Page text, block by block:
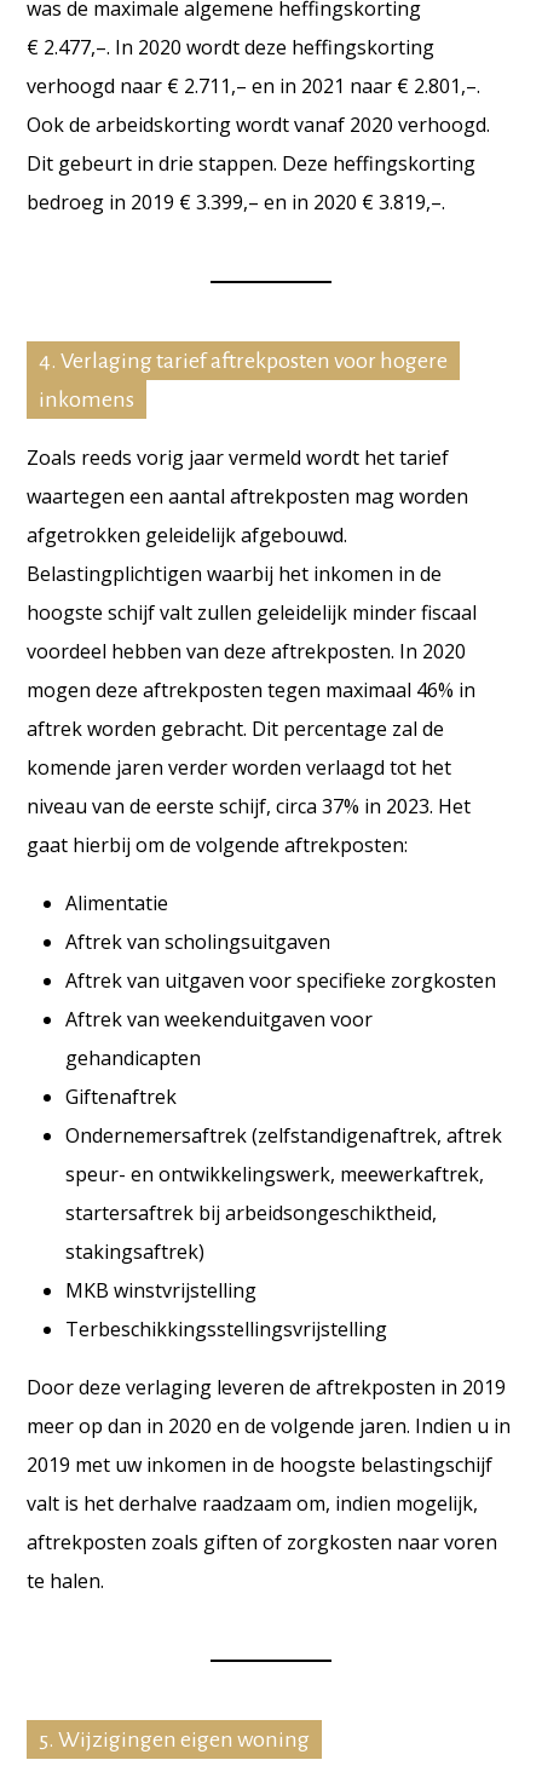
was de maximale algemene heffingskorting
€ 2.477,–. In 2020 wordt deze heffingskorting
verhoogd naar € 2.711,– en in 2021 naar € 2.801,–.
Ook de arbeidskorting wordt vanaf 2020 verhoogd.
Dit gebeurt in drie stappen. Deze heffingskorting
bedroeg in 2019 € 3.399,– en in 2020 € 3.819,–.
4. Verlaging tarief aftrekposten voor hogere
inkomens
Zoals reeds vorig jaar vermeld wordt het tarief
waartegen een aantal aftrekposten mag worden
afgetrokken geleidelijk afgebouwd.
Belastingplichtigen waarbij het inkomen in de
hoogste schijf valt zullen geleidelijk minder fiscaal
voordeel hebben van deze aftrekposten. In 2020
mogen deze aftrekposten tegen maximaal 46% in
aftrek worden gebracht. Dit percentage zal de
komende jaren verder worden verlaagd tot het
niveau van de eerste schijf, circa 37% in 2023. Het
gaat hierbij om de volgende aftrekposten:
Alimentatie
Aftrek van scholingsuitgaven
Aftrek van uitgaven voor specifieke zorgkosten
Aftrek van weekenduitgaven voor
gehandicapten
Giftenaftrek
Ondernemersaftrek (zelfstandigenaftrek, aftrek
speur- en ontwikkelingswerk, meewerkaftrek,
startersaftrek bij arbeidsongeschiktheid,
stakingsaftrek)
MKB winstvrijstelling
Terbeschikkingsstellingsvrijstelling
Door deze verlaging leveren de aftrekposten in 2019
meer op dan in 2020 en de volgende jaren. Indien u in
2019 met uw inkomen in de hoogste belastingschijf
valt is het derhalve raadzaam om, indien mogelijk,
aftrekposten zoals giften of zorgkosten naar voren
te halen.
5. Wijzigingen eigen woning